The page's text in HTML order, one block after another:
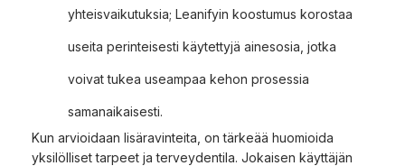
yhteisvaikutuksia; Leanifyin koostumus korostaa
useita perinteisesti käytettyjä ainesosia, jotka
voivat tukea useampaa kehon prosessia
samanaikaisesti.
Kun arvioidaan lisäravinteita, on tärkeää huomioida
yksilölliset tarpeet ja terveydentila. Jokaisen käyttäjän